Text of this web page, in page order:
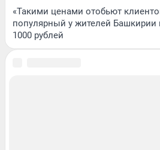
«Такими ценами отобьют
популярный у жителей Башкирии
1000 рублей